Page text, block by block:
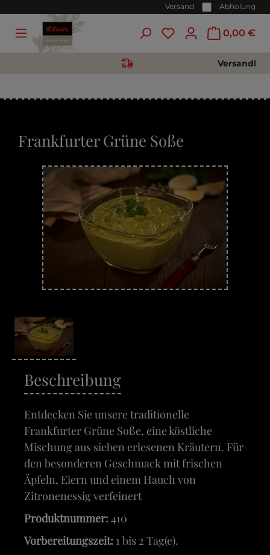
Versand Abholung
0,00 €
Frankfurter Grüne Soße
Beschreibung
Entdecken Sie unsere traditionelle
Frankfurter Grüne Soße, eine köstliche
Mischung aus sieben erlesenen Kräutern. Für
den besonderen Geschmack mit frischen
Äpfeln, Eiern und einem Hauch von
Zitronenessig verfeinert
Produktnummer:410
Vorbereitungszeit: 1 bis 2 Tag(e).